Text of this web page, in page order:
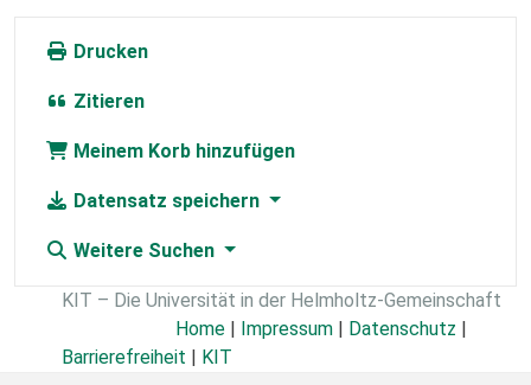
Drucken
Zitieren
Meinem Korb hinzufügen
Datensatz speichern
Weitere Suchen
KIT – Die Universität in der Helmholtz-Gemeinschaft
Home | Impressum | Datenschutz |
Barrierefreiheit | KIT